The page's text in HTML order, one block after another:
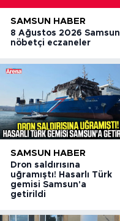
SAMSUN HABER
8 Ağustos 2026 Samsun
nöbetçi eczaneler
SAMSUN HABER
Dron saldırısına
uğramıştı! Hasarlı Türk
gemisi Samsun'a
getirildi